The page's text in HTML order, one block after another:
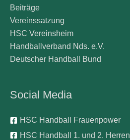
Beiträge
Vereinssatzung
HSC Vereinsheim
Handballverband Nds. e.V.
Deutscher Handball Bund
Social Media
HSC Handball Frauenpower
HSC Handball 1. und 2. Herren